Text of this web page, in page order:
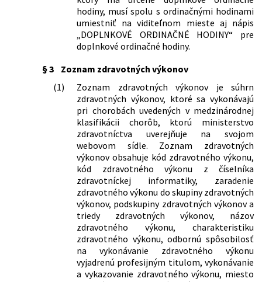
zdravotníckych pracovníkoch,
stavovských organizáciách v
zdravotníctve a o zmene a doplnení
niektorých zákonov v znení neskorších
predpisov a ktorým sa menia a
dopĺňajú niektoré zákony
144/2024 Z. z.
Zákon, ktorým sa mení a dopĺňa zákon
č. 480/2002 Z. z. o azyle a o zmene a
doplnení niektorých zákonov v znení
neskorších predpisov a ktorým sa
menia a dopĺňajú niektoré zákony
201/2024 Z. z.
Zákon, ktorým sa mení a dopĺňa zákon
č. 575/2001 Z. z. o organizácii činnosti
vlády a organizácii ústrednej štátnej
správy v znení neskorších predpisov a
ktorým sa menia a dopĺňajú niektoré
zákony
360/2024 Z. z.
Zákon, ktorým sa mení a dopĺňa zákon
č. 578/2004 Z. z. o poskytovateľoch
zdravotnej starostlivosti,
zdravotníckych pracovníkoch,
stavovských organizáciách v
zdravotníctve a o zmene a doplnení
niektorých zákonov v znení neskorších
hodiny, musí spolu s ordinačnými hodinami
umiestniť na viditeľnom mieste aj nápis
„DOPLNKOVÉ ORDINAČNÉ HODINY“ pre
doplnkové ordinačné hodiny.
§ 3
Zoznam zdravotných výkonov
(1)
Zoznam zdravotných výkonov je súhrn
zdravotných výkonov, ktoré sa vykonávajú
pri chorobách uvedených v medzinárodnej
klasifikácii chorôb, ktorú ministerstvo
zdravotníctva uverejňuje na svojom
webovom sídle. Zoznam zdravotných
výkonov obsahuje kód zdravotného výkonu,
kód zdravotného výkonu z číselníka
zdravotníckej informatiky, zaradenie
zdravotného výkonu do skupiny zdravotných
výkonov, podskupiny zdravotných výkonov a
triedy zdravotných výkonov, názov
zdravotného výkonu, charakteristiku
zdravotného výkonu, odbornú spôsobilosť
na vykonávanie zdravotného výkonu
vyjadrenú profesijným titulom, vykonávanie
a vykazovanie zdravotného výkonu, miesto